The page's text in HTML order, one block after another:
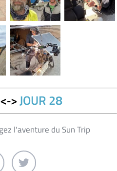
>JOUR 28
l'aventure du Sun Trip